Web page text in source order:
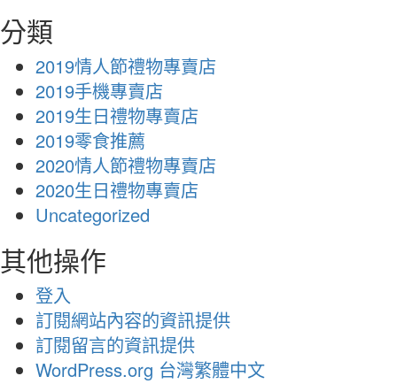
分類
2019情人節禮物專賣店
2019手機專賣店
2019生日禮物專賣店
2019零食推薦
2020情人節禮物專賣店
2020生日禮物專賣店
Uncategorized
其他操作
登入
訂閱網站內容的資訊提供
訂閱留言的資訊提供
WordPress.org 台灣繁體中文